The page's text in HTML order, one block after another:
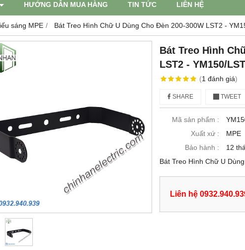
HƯỚNG DẪN MUA HÀNG TIN TỨC LIÊN HỆ
sáng MPE Bát Treo Hình Chữ U Dùng Cho Đèn 200-300W LST2 -
Bát Treo Hình
LST2 - YM150/
(1 đánh giá)
SHARE TWEET
Mã sản phẩm :
Xuất xứ :
MPE
Bảo hành :
12
Bát Treo Hình Chữ U
Liên hệ